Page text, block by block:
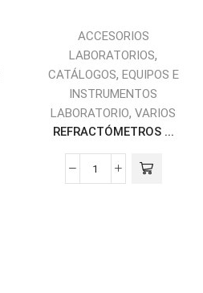
ACCESORIOS
LABORATORIOS,
CATÁLOGOS, EQUIPOS E
INSTRUMENTOS
LABORATORIO, VARIOS
REFRACTÓMETROS ...